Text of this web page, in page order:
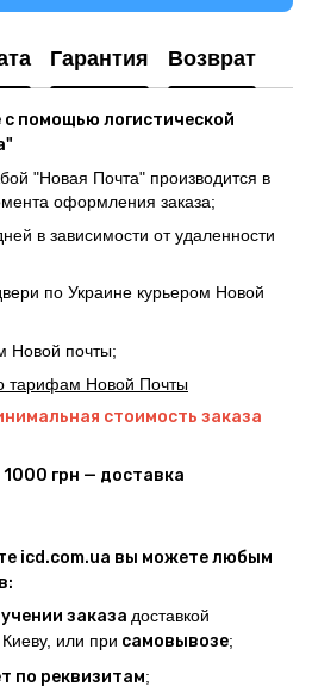
Гарантия Возврат
помощью логистической
"Новая Почта" производится в
оформления заказа;
в зависимости от удаленности
по Украине курьером Новой
Новой почты;
тарифам Новой Почты
стоимость заказа
грн — доставка
icd.com.ua вы можете любым
заказа доставкой
или при самовывозе;
по реквизитам;